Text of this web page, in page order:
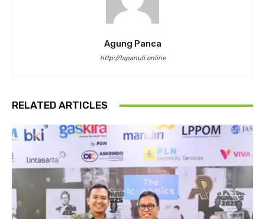
Agung Panca
http://tapanuli.online
RELATED ARTICLES